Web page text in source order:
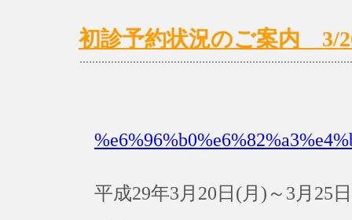
初診予約状況のご案内 3/
平成29年3月20日(月)～3月25